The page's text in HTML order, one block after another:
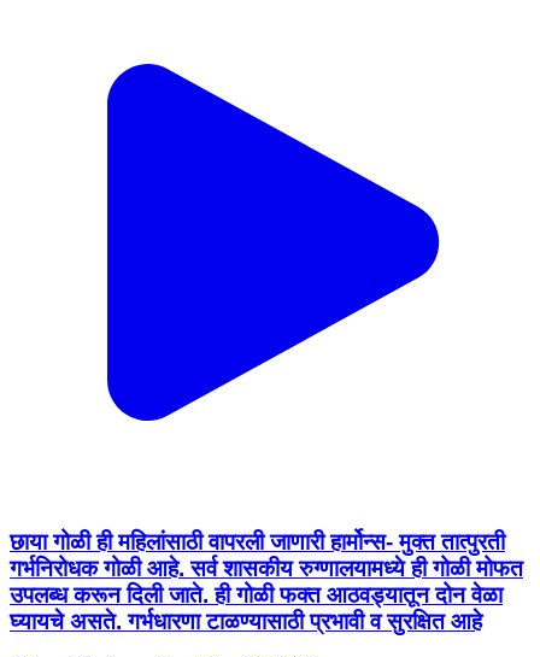
छाया गोळी ही महिलांसाठी वापरली जाणारी हार्मोन्स- मुक्त तात्पुरती
गर्भनिरोधक गोळी आहे. सर्व शासकीय रुग्णालयामध्ये ही गोळी मोफत
उपलब्ध करून दिली जाते. ही गोळी फक्त आठवड्यातून दोन वेळा
घ्यायचे असते. गर्भधारणा टाळण्यासाठी प्रभावी व सुरक्षित आहे